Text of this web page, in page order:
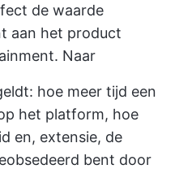
de waarde
aan het product
Naar
hoe meer tijd een
het platform, hoe
en, extensie, de
bent door